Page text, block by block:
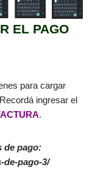
EL PAGO
para cargar
ingresar el
.
de pago:
de-pago-3/